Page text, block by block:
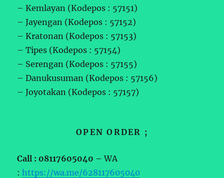
– Kemlayan (Kodepos : 57151)
– Jayengan (Kodepos : 57152)
– Kratonan (Kodepos : 57153)
– Tipes (Kodepos : 57154)
– Serengan (Kodepos : 57155)
– Danukusuman (Kodepos : 57156)
– Joyotakan (Kodepos : 57157)
OPEN ORDER ;
Call : 08117605040 –WA
:https://wa.me/628117605040